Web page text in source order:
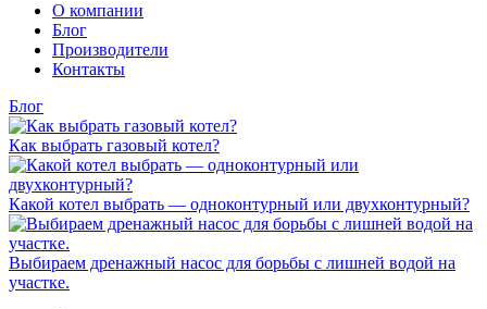
О компании
Блог
Производители
Контакты
Блог
Как выбрать газовый котел?
Какой котел выбрать — одноконтурный или двухконтурный?
Выбираем дренажный насос для борьбы с лишней водой на
участке.